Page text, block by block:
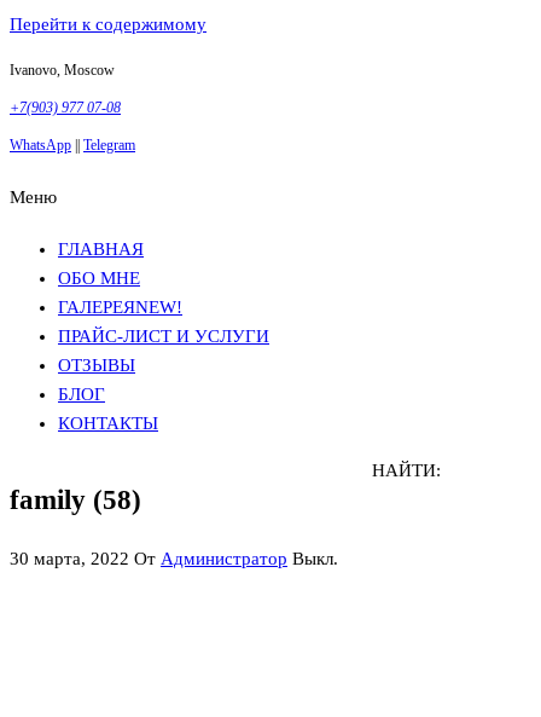
Перейти к содержимому
Ivanovo, Moscow
+7(903) 977 07-08
WhatsApp Telegram
Меню
ГЛАВНАЯ
ОБО МНЕ
ГАЛЕРЕЯNEW!
ПРАЙС-ЛИСТ И УСЛУГИ
ОТЗЫВЫ
БЛОГ
КОНТАКТЫ
family (58)
30 марта, 2022 От Администратор Выкл.
НАЙТИ: